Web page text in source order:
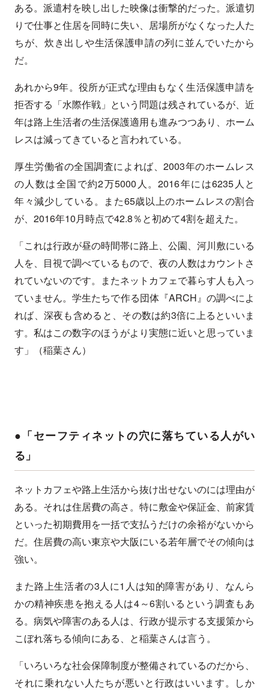
ある。派遣村を映し出した映像は衝撃的だった。派遣切
りで仕事と住居を同時に失い、居場所がなくなった人た
ちが、炊き出しや生活保護申請の列に並んでいたから
だ。
あれから9年。役所が正式な理由もなく生活保護申請を
拒否する「水際作戦」という問題は残されているが、近
年は路上生活者の生活保護適用も進みつつあり、ホーム
レスは減ってきていると言われている。
厚生労働省の全国調査によれば、2003年のホームレス
の人数は全国で約2万5000人。2016年には6235人と
年々減少している。また65歳以上のホームレスの割合
が、2016年10月時点で42.8％と初めて4割を超えた。
「これは行政が昼の時間帯に路上、公園、河川敷にいる
人を、目視で調べているもので、夜の人数はカウントさ
れていないのです。またネットカフェで暮らす人も入っ
ていません。学生たちで作る団体『ARCH』の調べによ
れば、深夜も含めると、その数は約3倍に上るといいま
す。私はこの数字のほうがより実態に近いと思っていま
す」（稲葉さん）
●「セーフティネットの穴に落ちている人がい
る」
ネットカフェや路上生活から抜け出せないのには理由が
ある。それは住居費の高さ。特に敷金や保証金、前家賃
といった初期費用を一括で支払うだけの余裕がないから
だ。住居費の高い東京や大阪にいる若年層でその傾向は
強い。
また路上生活者の3人に1人は知的障害があり、なんら
かの精神疾患を抱える人は4～6割いるという調査もあ
る。病気や障害のある人は、行政が提示する支援策から
こぼれ落ちる傾向にある、と稲葉さんは言う。
「いろいろな社会保障制度が整備されているのだから、
それに乗れない人たちが悪いと行政はいいます。しか